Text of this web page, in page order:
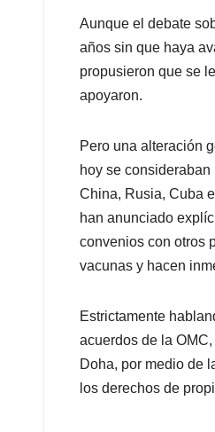
Aunque el debate
años sin que haya
propusieron que se
apoyaron.
Pero una alteración
hoy se
China, Rusia, Cuba
han anunciado
convenios con otros
vacunas y hacen
Estrictamente
acuerdos de la
Doha, por medio de
los derechos de